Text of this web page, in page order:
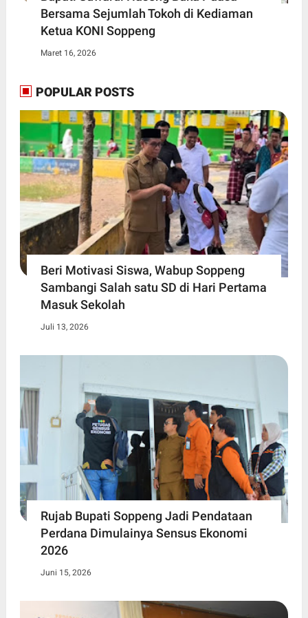
Bersama Sejumlah Tokoh di Kediaman
Ketua KONI Soppeng
Maret 16, 2026
POPULAR POSTS
Beri Motivasi Siswa, Wabup Soppeng
Sambangi Salah satu SD di Hari Pertama
Masuk Sekolah
Juli 13, 2026
Rujab Bupati Soppeng Jadi Pendataan
Perdana Dimulainya Sensus Ekonomi
2026
Juni 15, 2026